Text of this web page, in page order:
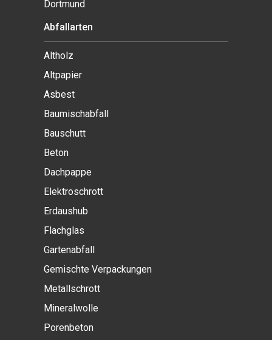
Dortmund
Abfallarten
Altholz
Altpapier
Asbest
Baumischabfall
Bauschutt
Beton
Dachpappe
Elektroschrott
Erdaushub
Flachglas
Gartenabfall
Gemischte Verpackungen
Metallschrott
Mineralwolle
Porenbeton